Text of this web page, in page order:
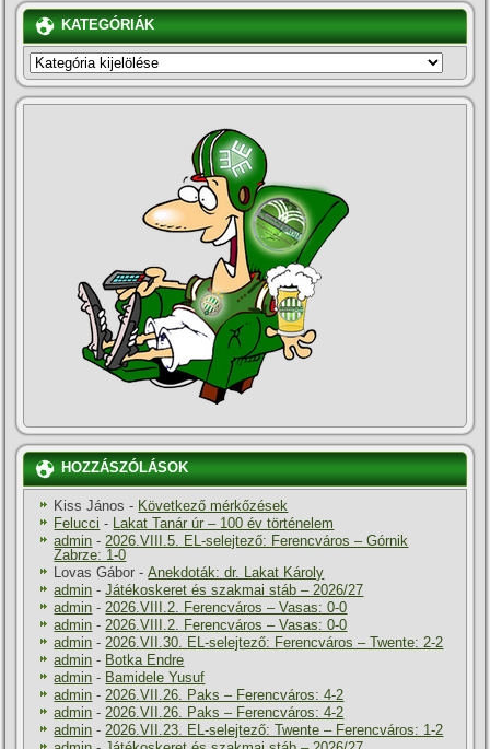
KATEGÓRIÁK
KATEGÓRIÁK
HOZZÁSZÓLÁSOK
Kiss János - Következő mérkőzések
Felucci - Lakat Tanár úr – 100 év történelem
admin -2026.VIII.5. EL-selejtező: Ferencváros – Górnik
Zabrze: 1-0
Lovas Gábor -Anekdoták: dr. Lakat Károly
admin -Játékoskeret és szakmai stáb – 2026/27
admin -2026.VIII.2. Ferencváros – Vasas: 0-0
admin -2026.VIII.2. Ferencváros – Vasas: 0-0
admin -2026.VII.30. EL-selejtező: Ferencváros – Twente: 2-2
admin - Botka Endre
admin - Bamidele Yusuf
admin -2026.VII.26. Paks – Ferencváros: 4-2
admin -2026.VII.26. Paks – Ferencváros: 4-2
admin -2026.VII.23. EL-selejtező: Twente – Ferencváros: 1-2